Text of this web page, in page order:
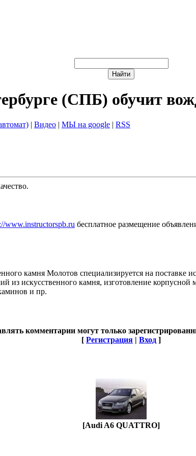
(СПБ) обучит
| Видео | МЫ на google | RSS
www.instructorspb.ru бесплатное размещение
камня Молотов специализируется на поставке
из искусственного камня, изготовление
и пр.
комментарии могут только
[ Регистрация | Вход ]
[Audi A6 QUATTRO]